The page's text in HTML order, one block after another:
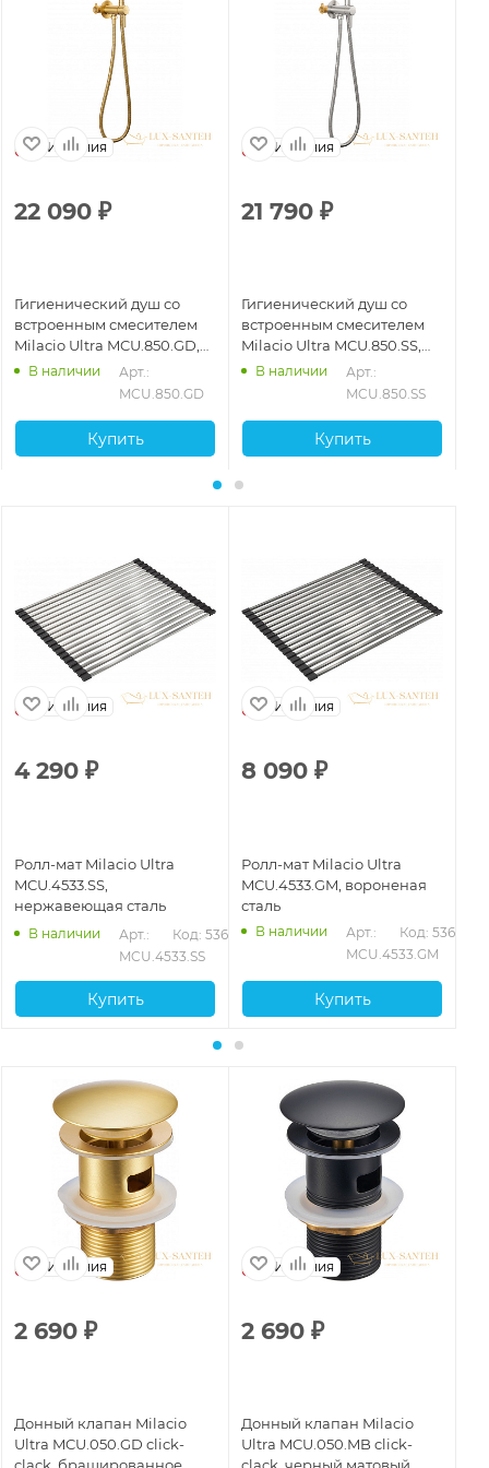
Испания
22 090 ₽
Гигиенический душ со
встроенным смесителем
Milacio Ultra MCU.850.GD,
золото брашированное
В наличии
Арт.:
MCU.850.GD
Купить
Испания
21 790 ₽
Гигиенический душ со
встроенным смесителем
Milacio Ultra MCU.850.SS,
нержавеющая сталь
В наличии
Арт.:
MCU.850.SS
Купить
Испания
4 290 ₽
Ролл-мат Milacio Ultra
MCU.4533.SS,
нержавеющая сталь
В наличии
Арт.:
MCU.4533.SS
Код: 53643
Купить
Испания
8 090 ₽
Ролл-мат Milacio Ultra
MCU.4533.GM, вороненая
сталь
В наличии
Арт.:
MCU.4533.GM
Код: 53642
Купить
Испания
2 690 ₽
Донный клапан Milacio
Ultra MCU.050.GD click-
Испания
2 690 ₽
Донный клапан Milacio
Ultra MCU.050.MB click-